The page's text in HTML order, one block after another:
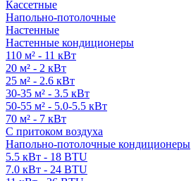
Кассетные
Напольно-потолочные
Настенные
Настенные кондиционеры
110 м² - 11 кВт
20 м² - 2 кВт
25 м² - 2.6 кВт
30-35 м² - 3.5 кВт
50-55 м² - 5.0-5.5 кВт
70 м² - 7 кВт
С притоком воздуха
Напольно-потолочные кондиционеры
5.5 кВт - 18 BTU
7.0 кВт - 24 BTU